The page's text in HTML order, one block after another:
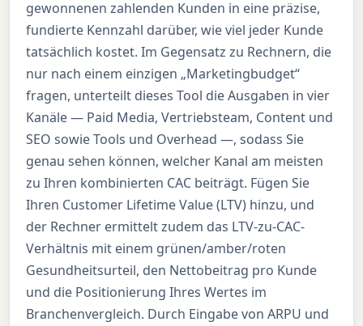
gewonnenen zahlenden Kunden in eine präzise,
fundierte Kennzahl darüber, wie viel jeder Kunde
tatsächlich kostet. Im Gegensatz zu Rechnern, die
nur nach einem einzigen „Marketingbudget“
fragen, unterteilt dieses Tool die Ausgaben in vier
Kanäle — Paid Media, Vertriebsteam, Content und
SEO sowie Tools und Overhead —, sodass Sie
genau sehen können, welcher Kanal am meisten
zu Ihren kombinierten CAC beiträgt. Fügen Sie
Ihren Customer Lifetime Value (LTV) hinzu, und
der Rechner ermittelt zudem das LTV-zu-CAC-
Verhältnis mit einem grünen/amber/roten
Gesundheitsurteil, den Nettobeitrag pro Kunde
und die Positionierung Ihres Wertes im
Branchenvergleich. Durch Eingabe von ARPU und